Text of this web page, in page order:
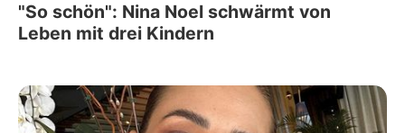
"So schön": Nina Noel schwärmt von
Leben mit drei Kindern